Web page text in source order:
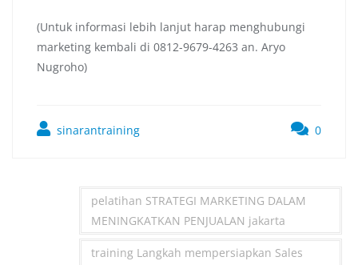
(Untuk informasi lebih lanjut harap menghubungi
marketing kembali di 0812-9679-4263 an. Aryo
Nugroho)
sinarantraining 0
pelatihan STRATEGI MARKETING DALAM
MENINGKATKAN PENJUALAN jakarta
training Langkah mempersiapkan Sales